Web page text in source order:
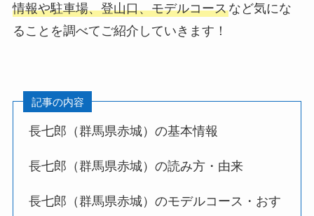
情報や駐車場、登山口、モデルコースなど気にな
ることを調べてご紹介していきます！
記事の内容
長七郎（群馬県赤城）の基本情報
長七郎（群馬県赤城）の読み方・由来
長七郎（群馬県赤城）のモデルコース・おす